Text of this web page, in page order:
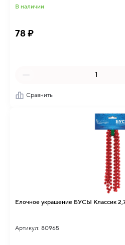
В наличии
78 ₽
Сравнить
Елочное украшение БУСЫ Классик
Артикул: 80965